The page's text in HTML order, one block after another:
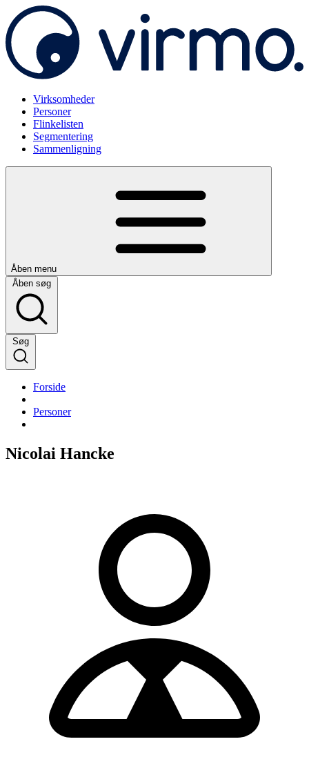
Virksomheder
Personer
Flinkelisten
Segmentering
Sammenligning
Åben menu
Åben søg
Søg
Forside
Personer
Nicolai Hancke